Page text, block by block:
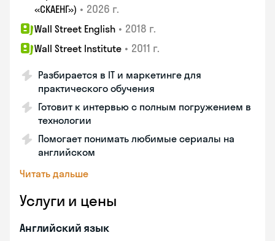
«СКАЕНГ») • 2026 г.
Wall Street English • 2018 г.
Wall Street Institute • 2011 г.
Разбирается в IT и маркетинге для
практического обучения
Готовит к интервью с полным погружением в
технологии
Помогает понимать любимые сериалы на
английском
Читать дальше
Услуги и цены
Английский язык